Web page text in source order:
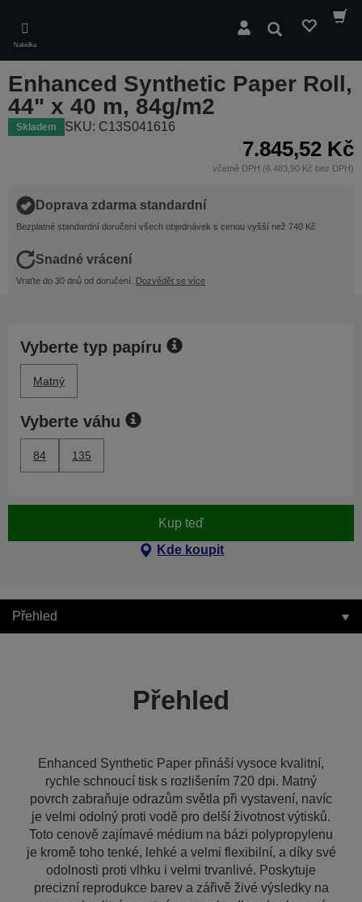
main
content
Nabídka
Hledat
Enhanced Synthetic Paper Roll,
44" x 40 m, 84g/m2
Skladem SKU: C13S041616
7.845,52 Kč
včetně DPH (6.483,90 Kč bez DPH)
Doprava zdarma standardní
Bezplatné standardní doručení všech objednávek s cenou vyšší než 740 Kč
Snadné vrácení
Vraťte do 30 dnů od doručení. Dozvědět se více
Vyberte typ papíru
Matný
Vyberte váhu
84 135
Kup teď
Kde koupit
Přehled
Přehled
Enhanced Synthetic Paper přináší vysoce kvalitní,
rychle schnoucí tisk s rozlišením 720 dpi. Matný
povrch zabraňuje odrazům světla při vystavení, navíc
je velmi odolný proti vodě pro delší životnost výtisků.
Toto cenově zajímavé médium na bázi polypropylenu
je kromě toho tenké, lehké a velmi flexibilní, a díky své
odolnosti proti vlhku i velmi trvanlivé. Poskytuje
precizní reprodukce barev a zářivě živé výsledky na